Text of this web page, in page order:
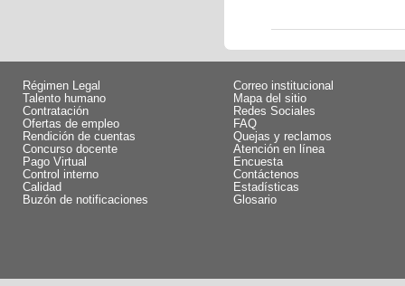
Régimen Legal
Talento humano
Contratación
Ofertas de empleo
Rendición de cuentas
Concurso docente
Pago Virtual
Control interno
Calidad
Buzón de notificaciones
Correo institucional
Mapa del sitio
Redes Sociales
FAQ
Quejas y reclamos
Atención en línea
Encuesta
Contáctenos
Estadísticas
Glosario